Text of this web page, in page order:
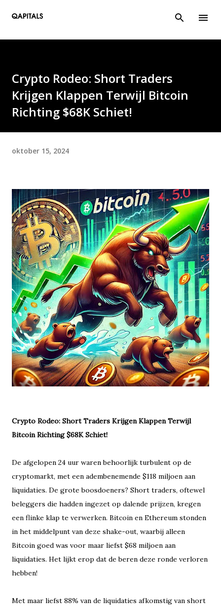
Crypto Rodeo: Short Traders
Krijgen Klappen Terwijl Bitcoin
Richting $68K Schiet!
oktober 15, 2024
Crypto Rodeo: Short Traders Krijgen Klappen Terwijl
Bitcoin Richting $68K Schiet!
De afgelopen 24 uur waren behoorlijk turbulent op de
cryptomarkt, met een adembenemende $118 miljoen aan
liquidaties. De grote boosdoeners? Short traders, oftewel
beleggers die hadden ingezet op dalende prijzen, kregen
een flinke klap te verwerken. Bitcoin en Ethereum stonden
in het middelpunt van deze shake-out, waarbij alleen
Bitcoin goed was voor maar liefst $68 miljoen aan
liquidaties. Het lijkt erop dat de beren deze ronde verloren
hebben!
Met maar liefst 88% van de liquidaties afkomstig van short